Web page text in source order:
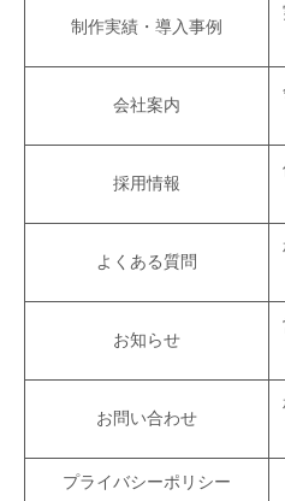
制作実績・導入事例
会社案内
採用情報
よくある質問
お知らせ
お問い合わせ
プライバシーポリシー